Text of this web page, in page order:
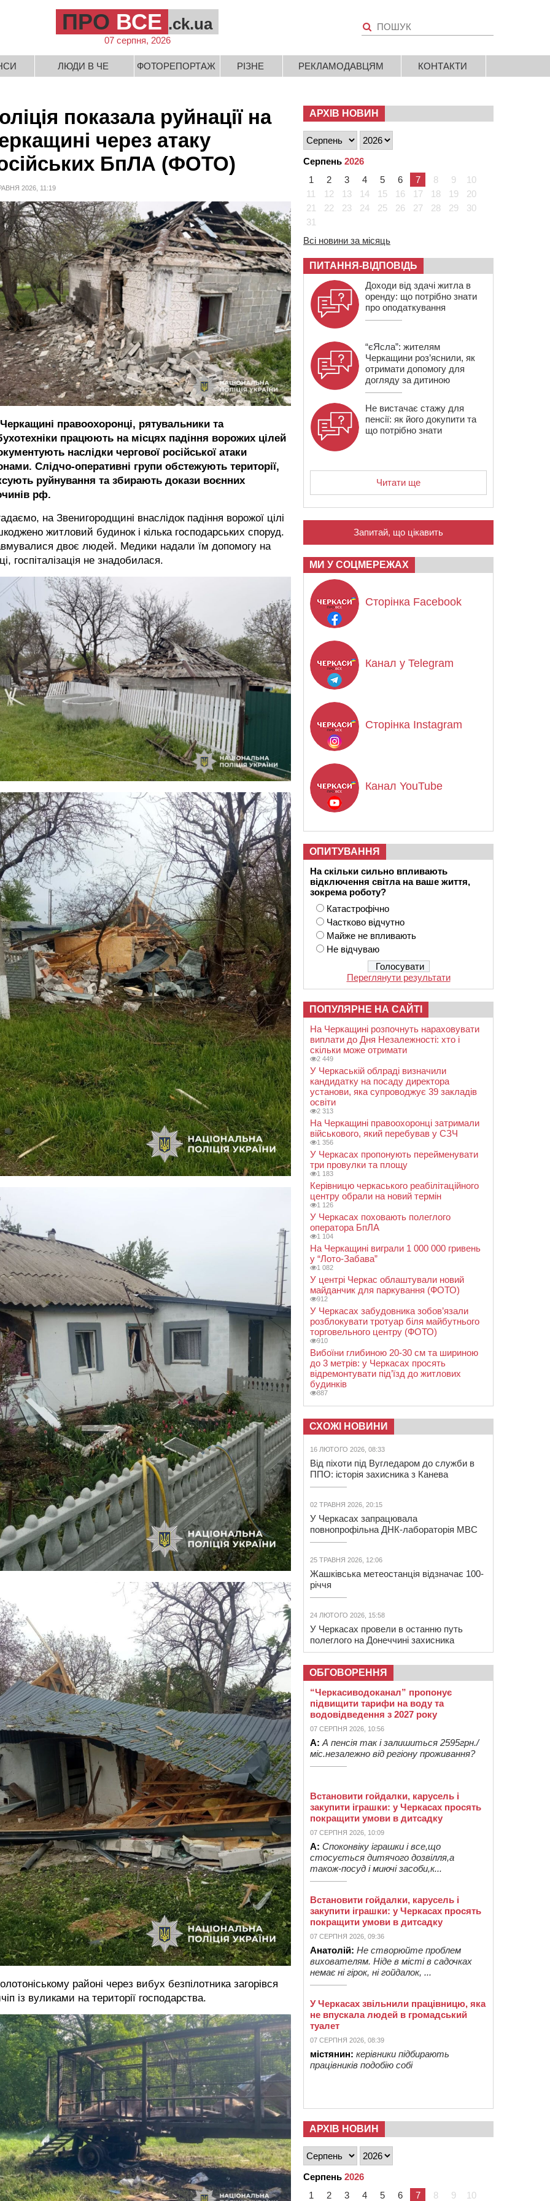
ПРО ВСЕ .ck.ua
07 серпня, 2026
ЛЮДИ В ЧЕ ФОТОРЕПОРТАЖ РІЗНЕ РЕКЛАМОДАВЦЯМ КОНТАКТИ
показала руйнації на
через атаку
БпЛА (ФОТО)
2026, 11:19
правоохоронці, рятувальники та
працюють на місцях падіння ворожих цілей
наслідки чергової російської атаки
Слідчо-оперативні групи обстежують території,
руйнування та збирають докази воєнних
рф.
на Звенигородщині внаслідок падіння ворожої цілі
житловий будинок і кілька господарських споруд.
двоє людей. Медики надали їм допомогу на
госпіталізація не знадобилася.
районі через вибух безпілотника загорівся
із вуликами на території господарства.
АРХІВ НОВИН
Серпень 2026
1
2 3 4 5 6 7 8 9
10
11
12 13 14 15 16 17 18 19
20
21
22 23 24 25 26 27 28 29
30
31
Всі новини за місяць
ПИТАННЯ-ВІДПОВІДЬ
Доходи від здачі житла в
оренду: що потрібно знати
про оподаткування
“єЯсла”: жителям
Черкащини роз’яснили, як
отримати допомогу для
догляду за дитиною
Не вистачає стажу для
пенсії: як його докупити та
що потрібно знати
Читати ще
Запитай, що цікавить
МИ У СОЦМЕРЕЖАХ
Сторінка Facebook
Канал у Telegram
Сторінка Instagram
Канал YouTube
ОПИТУВАННЯ
На скільки сильно впливають
відключення світла на ваше життя,
зокрема роботу?
Катастрофічно
Частково відчутно
Майже не впливають
Не відчуваю
Переглянути результати
ПОПУЛЯРНЕ НА САЙТІ
На Черкащині розпочнуть нараховувати
виплати до Дня Незалежності: хто і
скільки може отримати
2 449
У Черкаській облраді визначили
кандидатку на посаду директора
установи, яка супроводжує 39 закладів
освіти
2 313
На Черкащині правоохоронці затримали
військового, який перебував у СЗЧ
1 356
У Черкасах пропонують перейменувати
три провулки та площу
1 183
Керівницю черкаського реабілітаційного
центру обрали на новий термін
1 126
У Черкасах поховають полеглого
оператора БпЛА
1 104
На Черкащині виграли 1 000 000 гривень
у “Лото-Забава”
1 082
У центрі Черкас облаштували новий
майданчик для паркування (ФОТО)
912
У Черкасах забудовника зобов’язали
розблокувати тротуар біля майбутнього
торговельного центру (ФОТО)
910
Вибоїни глибиною 20-30 см та шириною
до 3 метрів: у Черкасах просять
відремонтувати під’їзд до житлових
будинків
887
СХОЖІ НОВИНИ
16 ЛЮТОГО 2026, 08:33
Від піхоти під Вугледаром до служби в
ППО: історія захисника з Канева
02 ТРАВНЯ 2026, 20:15
У Черкасах запрацювала
повнопрофільна ДНК-лабораторія МВС
25 ТРАВНЯ 2026, 12:06
Жашківська метеостанція відзначає 100-
річчя
24 ЛЮТОГО 2026, 15:58
У Черкасах провели в останню путь
полеглого на Донеччині захисника
ОБГОВОРЕННЯ
“Черкасиводоканал” пропонує
підвищити тарифи на воду та
водовідведення з 2027 року
07 СЕРПНЯ 2026, 10:56
А: А пенсія так і залишиться 2595грн./
міс.незалежно від регіону проживання?
Встановити гойдалки, карусель і
закупити іграшки: у Черкасах просять
покращити умови в дитсадку
07 СЕРПНЯ 2026, 10:09
А: Споконвіку іграшки і все,що
стосується дитячого дозвілля,а
також-посуд і миючі засоби,к...
Встановити гойдалки, карусель і
закупити іграшки: у Черкасах просять
покращити умови в дитсадку
07 СЕРПНЯ 2026, 09:36
Анатолій: Не створюйте проблем
вихователям. Ніде в місті в садочках
немає ні гірок, ні гойдалок, ...
У Черкасах звільнили працівницю, яка
не впускала людей в громадський
туалет
07 СЕРПНЯ 2026, 08:39
містянин: керівники підбирають
працівників подобію собі
АРХІВ НОВИН
Серпень 2026
1
2 3 4 5 6 7 8 9 10